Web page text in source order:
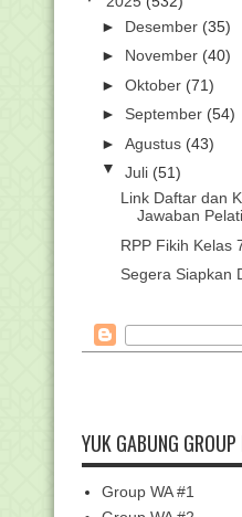
► Desember (35)
► November (40)
► Oktober (71)
► September (54)
► Agustus (43)
▼ Juli (51)
Link Daftar dan
Jawaban
RPP Fikih Kelas
Segera Siapkan
Download Buku
13 Tingkat
Kurikulum
Jumlah Formasi
Edaran Seleksi
YUK GABUNG
Group WA #1